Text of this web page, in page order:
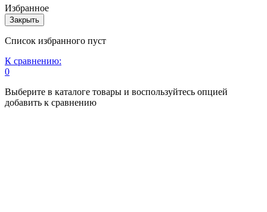
Избранное
Закрыть
Список избранного пуст
К сравнению:
0
Выберите в каталоге товары и воспользуйтесь опцией
добавить к сравнению